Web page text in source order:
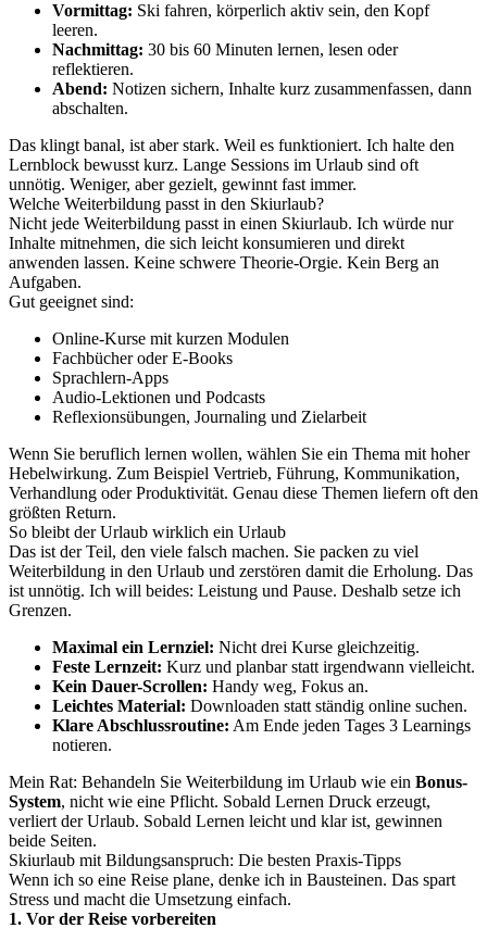
Vormittag: Ski fahren, körperlich aktiv sein, den Kopf
leeren.
Nachmittag: 30 bis 60 Minuten lernen, lesen oder
reflektieren.
Abend: Notizen sichern, Inhalte kurz zusammenfassen, dann
abschalten.
Das klingt banal, ist aber stark. Weil es funktioniert. Ich halte den
Lernblock bewusst kurz. Lange Sessions im Urlaub sind oft
unnötig. Weniger, aber gezielt, gewinnt fast immer.
Welche Weiterbildung passt in den Skiurlaub?
Nicht jede Weiterbildung passt in einen Skiurlaub. Ich würde nur
Inhalte mitnehmen, die sich leicht konsumieren und direkt
anwenden lassen. Keine schwere Theorie-Orgie. Kein Berg an
Aufgaben.
Gut geeignet sind:
Online-Kurse mit kurzen Modulen
Fachbücher oder E-Books
Sprachlern-Apps
Audio-Lektionen und Podcasts
Reflexionsübungen, Journaling und Zielarbeit
Wenn Sie beruflich lernen wollen, wählen Sie ein Thema mit hoher
Hebelwirkung. Zum Beispiel Vertrieb, Führung, Kommunikation,
Verhandlung oder Produktivität. Genau diese Themen liefern oft den
größten Return.
So bleibt der Urlaub wirklich ein Urlaub
Das ist der Teil, den viele falsch machen. Sie packen zu viel
Weiterbildung in den Urlaub und zerstören damit die Erholung. Das
ist unnötig. Ich will beides: Leistung und Pause. Deshalb setze ich
Grenzen.
Maximal ein Lernziel: Nicht drei Kurse gleichzeitig.
Feste Lernzeit: Kurz und planbar statt irgendwann vielleicht.
Kein Dauer-Scrollen: Handy weg, Fokus an.
Leichtes Material: Downloaden statt ständig online suchen.
Klare Abschlussroutine: Am Ende jeden Tages 3 Learnings
notieren.
Mein Rat: Behandeln Sie Weiterbildung im Urlaub wie ein Bonus-
System, nicht wie eine Pflicht. Sobald Lernen Druck erzeugt,
verliert der Urlaub. Sobald Lernen leicht und klar ist, gewinnen
beide Seiten.
Skiurlaub mit Bildungsanspruch: Die besten Praxis-Tipps
Wenn ich so eine Reise plane, denke ich in Bausteinen. Das spart
Stress und macht die Umsetzung einfach.
1. Vor der Reise vorbereiten